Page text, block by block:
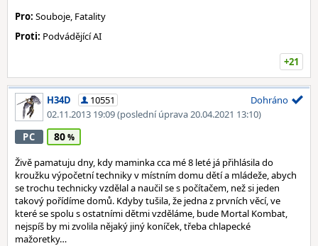
Pro: Souboje, Fatality
Proti: Podvádějící AI
+21
H34D
10551
02.11.2013 19:09(poslední úprava 20.04.2021 13:10)
Dohráno
PC 80
Živě pamatuju dny, kdy maminka cca mé 8 leté já přihlásila do
kroužku výpočetní techniky v místním domu dětí a mládeže, abych
se trochu technicky vzdělal a naučil se s počítačem, než si jeden
takový pořídíme domů. Kdyby tušila, že jedna z prvních věcí, ve
které se spolu s ostatními dětmi vzděláme, bude Mortal Kombat,
nejspíš by mi zvolila nějaký jiný koníček, třeba chlapecké
mažoretky…